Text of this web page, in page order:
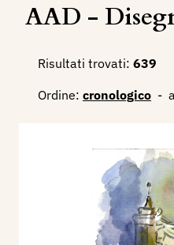
AAD -
Risultati trovati: 639
Ordine: cronologico -